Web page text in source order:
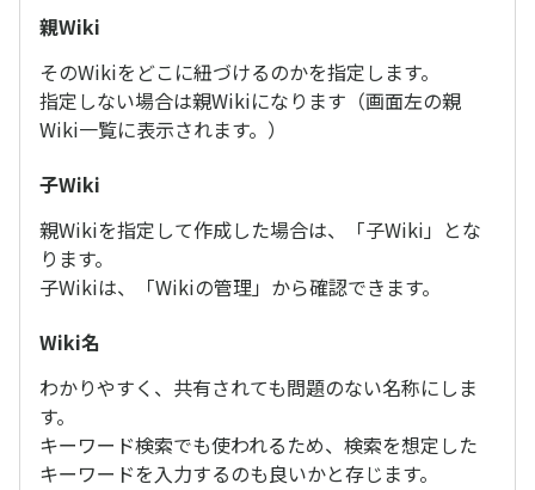
親Wiki
そのWikiをどこに紐づけるのかを指定します。
指定しない場合は親Wikiになります（画面左の親
Wiki一覧に表示されます。）
子Wiki
親Wikiを指定して作成した場合は、「子Wiki」とな
ります。
子Wikiは、「Wikiの管理」から確認できます。
Wiki名
わかりやすく、共有されても問題のない名称にしま
す。
キーワード検索でも使われるため、検索を想定した
キーワードを入力するのも良いかと存じます。